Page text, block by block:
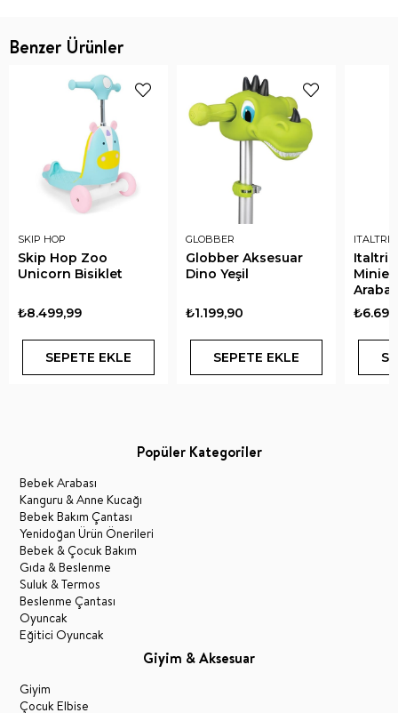
Benzer Ürünler
SKIP HOP
Skip Hop Zoo
Unicorn Bisiklet
₺8.499,99
SEPETE EKLE
GLOBBER
Globber Aksesuar
Dino Yeşil
₺1.199,90
SEPETE EKLE
Popüler Kategoriler
Bebek Arabası
Kanguru & Anne Kucağı
Bebek Bakım Çantası
Yenidoğan Ürün Önerileri
Bebek & Çocuk Bakım
Gıda & Beslenme
Suluk & Termos
Beslenme Çantası
Oyuncak
Eğitici Oyuncak
Giyim & Aksesuar
Giyim
Çocuk Elbise